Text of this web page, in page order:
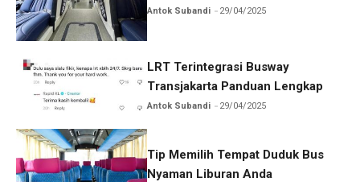
Antok Subandi 29/04/2025
LRT Terintegrasi Busway
Transjakarta Panduan Lengkap
Antok Subandi 29/04/2025
Tip Memilih Tempat Duduk Bus
Nyaman Liburan Anda